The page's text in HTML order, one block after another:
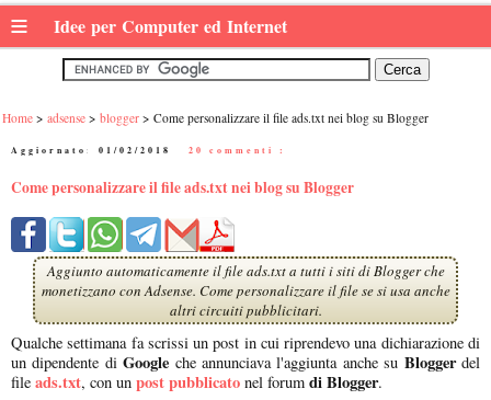
≡ Idee per Computer ed Internet
Home adsense blogger Come personalizzare il file ads.txt nei blog su Blogger
Aggiornato: 01/02/2018 20 commenti :
Come personalizzare il file ads.txt nei blog su Blogger
Aggiunto automaticamente il file ads.txt a tutti i siti di Blogger che
monetizzano con Adsense. Come personalizzare il file se si usa anche
altri circuiti pubblicitari.
Qualche settimana fa scrissi un post in cui riprendevo una dichiarazione di
un dipendente diGoogle che annunciava l'aggiunta anche su Bloggerdel
file ads.txt, con un post pubblicato nel forum di Blogger.